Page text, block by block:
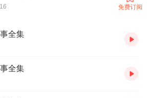
16 免费订阅
全集
全集